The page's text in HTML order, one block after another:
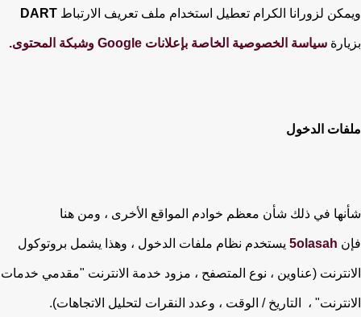
ويمكن لزورانا الكرام تعطيل استخدام ملف تعريف الارتباط DART
بزيارة سياسة الخصوصية الخاصة بإعلانات Google وشبكة المحتوى.
ملفات الدخول
شأنها في ذلك شأن معظم خوادم المواقع الأخرى ، ومن هنا
فإن 5olasah يستخدم نظام ملفات الدخول ، وهذا يشمل بروتوكول
الانترنت (عناوين ، نوع المتصفح ، مزود خدمة الانترنت "مقدمي خدمات
الانترنت" ، التاريخ / الوقت ، وعدد النقرات لتحليل الاتجاهات).